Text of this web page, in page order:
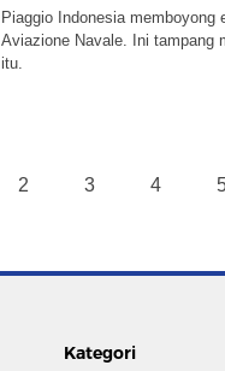
Piaggio Indonesia
Aviazione Navale. Ini tampang
itu.
2 3 4
Kategori